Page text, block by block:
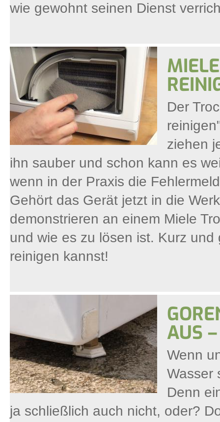
wie gewohnt seinen Dienst
Der
ziehen
ihn sauber und schon kann es
wenn in der Praxis die
Gehört das Gerät jetzt in die
demonstrieren an einem Miele
und wie es zu lösen ist. Kurz
reinigen kannst!
AUS
Wenn
Wasser
Denn
ja schließlich auch nicht, oder?